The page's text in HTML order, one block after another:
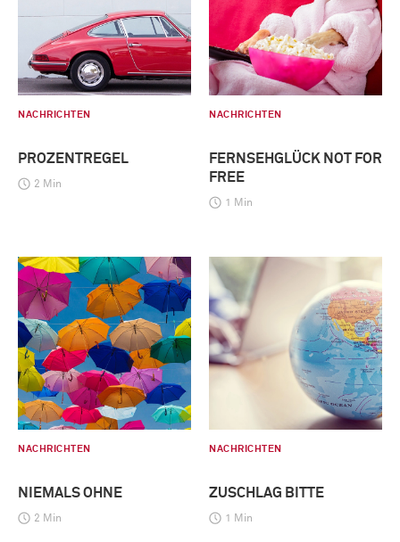
NACHRICHTEN
PROZENTREGEL
2 Min
NACHRICHTEN
FERNSEHGLÜCK NOT FOR
FREE
1 Min
NACHRICHTEN
NIEMALS OHNE
2 Min
NACHRICHTEN
ZUSCHLAG BITTE
1 Min